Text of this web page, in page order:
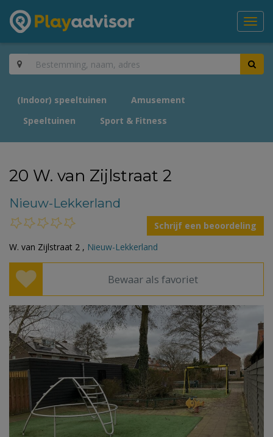
(Indoor) speeltuinen
Amusement
Speeltuinen
Sport & Fitness
20 W. van Zijlstraat 2
Nieuw-Lekkerland
Schrijf een beoordeling
W. van Zijlstraat 2 , Nieuw-Lekkerland
Bewaar als favoriet